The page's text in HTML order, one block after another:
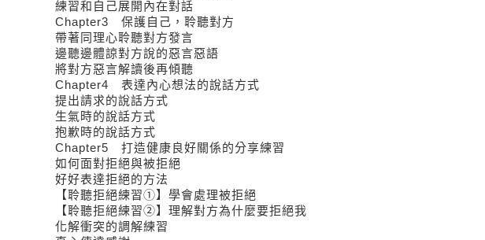
練習和自己展開內在對話
Chapter3 保護自己，聆聽對方
帶著同理心聆聽對方發言
邊聽邊體諒對方說的惡言惡語
將對方惡言解讀後再傾聽
Chapter4 表達內心想法的說話方式
提出請求的說話方式
生氣時的說話方式
抱歉時的說話方式
Chapter5 打造健康良好關係的分享練習
如何面對拒絕與被拒絕
好好表達拒絕的方法
【聆聽拒絕練習①】學會處理被拒絕
【聆聽拒絕練習②】理解對方為什麼要拒絕我
化解衝突的調解練習